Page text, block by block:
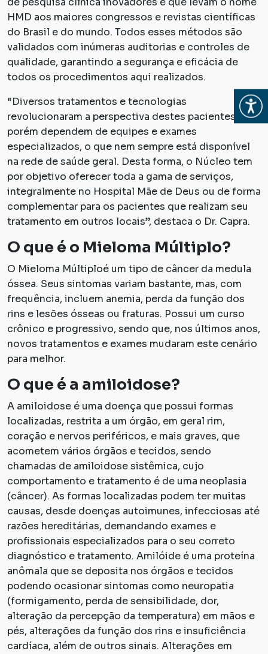
Abrir
HMD aos maiores congressos e revistas científicas
do Brasil e do mundo. Todos esses métodos são
validados com inúmeras auditorias e controles de
qualidade, garantindo a segurança e eficácia de
todos os procedimentos aqui realizados.
“Diversos tratamentos e tecnologias
revolucionaram a perspectiva destes pacientes,
porém dependem de equipes e exames
especializados, o que nem sempre está disponível
na rede de saúde geral. Desta forma, o Núcleo tem
por objetivo oferecer toda a gama de serviços,
integralmente no Hospital Mãe de Deus ou de forma
complementar para os pacientes que realizam seu
tratamento em outros locais”, destaca o Dr. Capra.
O que é o Mieloma Múltiplo?
O Mieloma Múltiploé um tipo de câncer da medula
óssea. Seus sintomas variam bastante, mas, com
frequência, incluem anemia, perda da função dos
rins e lesões ósseas ou fraturas. Possui um curso
crônico e progressivo, sendo que, nos últimos anos,
novos tratamentos e exames mudaram este cenário
para melhor.
O que é a amiloidose?
A amiloidose é uma doença que possui formas
localizadas, restrita a um órgão, em geral rim,
coração e nervos periféricos, e mais graves, que
acometem vários órgãos e tecidos, sendo
chamadas de amiloidose sistêmica, cujo
comportamento e tratamento é de uma neoplasia
(câncer). As formas localizadas podem ter muitas
causas, desde doenças autoimunes, infecciosas até
razões hereditárias, demandando exames e
profissionais especializados para o seu correto
diagnóstico e tratamento. Amilóide é uma proteína
anômala que se deposita nos órgãos e tecidos
podendo ocasionar sintomas como neuropatia
(formigamento, perda de sensibilidade, dor,
alteração da percepção da temperatura) em mãos e
pés, alterações da função dos rins e insuficiência
cardíaca, além de outros sinais. Alterações em